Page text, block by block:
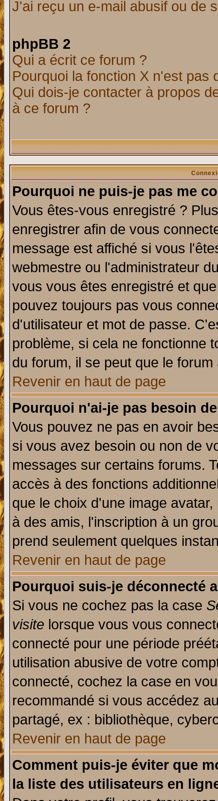
J'ai reçu un e-mail abusif ou de
phpBB 2
Qui a écrit ce forum ?
Pourquoi la fonction X n'est pas
Qui dois-je contacter à propos
à ce forum ?
Pourquoi ne puis-je pas me
Vous êtes-vous enregistré ?
enregistrer afin de vous
message est affiché si vous
webmestre ou l'administrateur
vous vous êtes enregistré et
pouvez toujours pas vous
d'utilisateur et mot de passe.
problème, si cela ne fonctionne
du forum, il se peut que le
Revenir en haut de page
Pourquoi n'ai-je pas besoin
Vous pouvez ne pas en avoir
si vous avez besoin ou non de
messages sur certains forums.
accès à des fonctions
que le choix d'une image
à des amis, l'inscription à un
prend seulement quelques
Revenir en haut de page
Pourquoi suis-je déconnecté
Si vous ne cochez pas la case
visite lorsque vous vous
connecté pour une période
utilisation abusive de votre
connecté, cochez la case en
recommandé si vous accédez
partagé, ex : bibliothèque,
Revenir en haut de page
Comment puis-je éviter que
la liste des utilisateurs en